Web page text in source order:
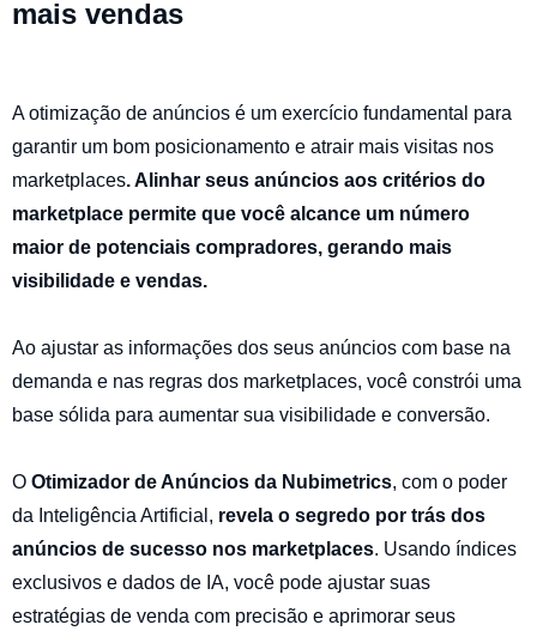
mais vendas
A otimização de anúncios é um exercício fundamental para
garantir um bom posicionamento e atrair mais visitas nos
marketplaces. Alinhar seus anúncios aos critérios do
marketplace permite que você alcance um número
maior de potenciais compradores, gerando mais
visibilidade e vendas.
Ao ajustar as informações dos seus anúncios com base na
demanda e nas regras dos marketplaces, você constrói uma
base sólida para aumentar sua visibilidade e conversão.
O Otimizador de Anúncios da Nubimetrics, com o poder
da Inteligência Artificial, revela o segredo por trás dos
anúncios de sucesso nos marketplaces. Usando índices
exclusivos e dados de IA, você pode ajustar suas
estratégias de venda com precisão e aprimorar seus